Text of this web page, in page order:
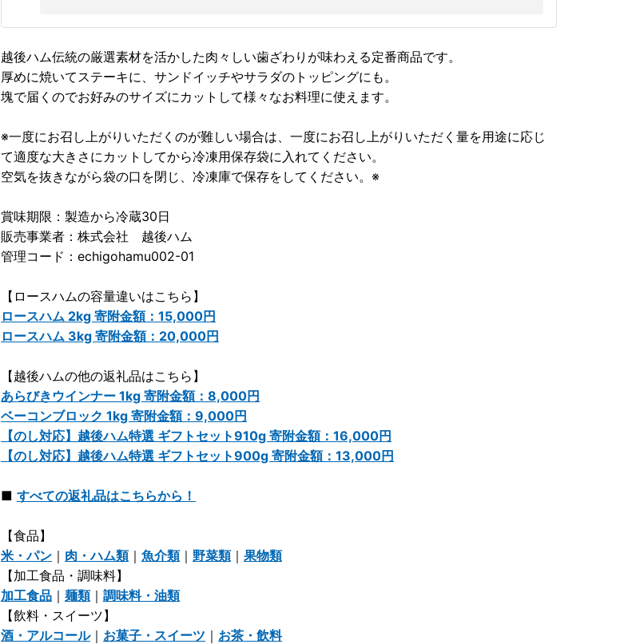
越後ハム伝統の厳選素材を活かした肉々しい歯ざわりが味わえる定番商品です。
厚めに焼いてステーキに、サンドイッチやサラダのトッピングにも。
塊で届くのでお好みのサイズにカットして様々なお料理に使えます。
※一度にお召し上がりいただくのが難しい場合は、一度にお召し上がりいただく量を用途に応じ
て適度な大きさにカットしてから冷凍用保存袋に入れてください。
空気を抜きながら袋の口を閉じ、冷凍庫で保存をしてください。※
賞味期限：製造から冷蔵30日
販売事業者：株式会社 越後ハム
管理コード：echigohamu002-01
【ロースハムの容量違いはこちら】
ロースハム 2kg 寄附金額：15,000円
ロースハム 3kg 寄附金額：20,000円
【越後ハムの他の返礼品はこちら】
あらびきウインナー 1kg 寄附金額：8,000円
ベーコンブロック 1kg 寄附金額：9,000円
【のし対応】越後ハム特選 ギフトセット910g 寄附金額：16,000円
【のし対応】越後ハム特選 ギフトセット900g 寄附金額：13,000円
■ すべての返礼品はこちらから！
【食品】
米・パン ｜ 肉・ハム類｜ 魚介類｜ 野菜類｜ 果物類
【加工食品・調味料】
加工食品 ｜ 麺類｜ 調味料・油類
【飲料・スイーツ】
酒・アルコール｜ お菓子・スイーツ ｜ お茶・飲料